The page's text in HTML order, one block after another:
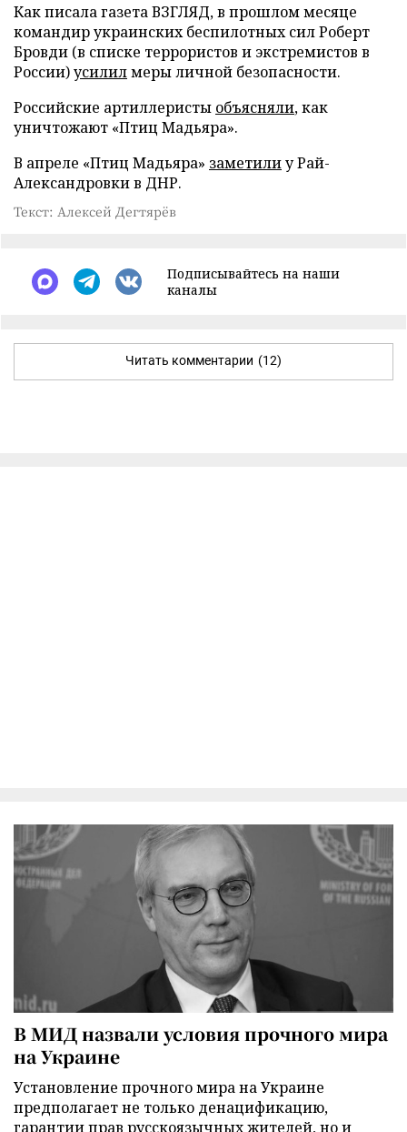
Как писала газета ВЗГЛЯД, в прошлом месяце
командир украинских беспилотных сил Роберт
Бровди (в списке террористов и экстремистов в
России)усилилмеры личной безопасности.
Российские артиллеристы объясняли, как
уничтожают «Птиц Мадьяра».
В апреле «Птиц Мадьяра» заметилиу Рай-
Александровки в ДНР.
Текст: Алексей Дегтярёв
Подписывайтесь на наши
каналы
Читать комментарии (12)
В МИД назвали условия прочного мира
на Украине
Установление прочного мира на Украине
предполагает не только денацификацию,
гарантии прав русскоязычных жителей, но и